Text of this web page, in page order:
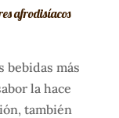
afrodisíacos
bebidas más
la hace
también